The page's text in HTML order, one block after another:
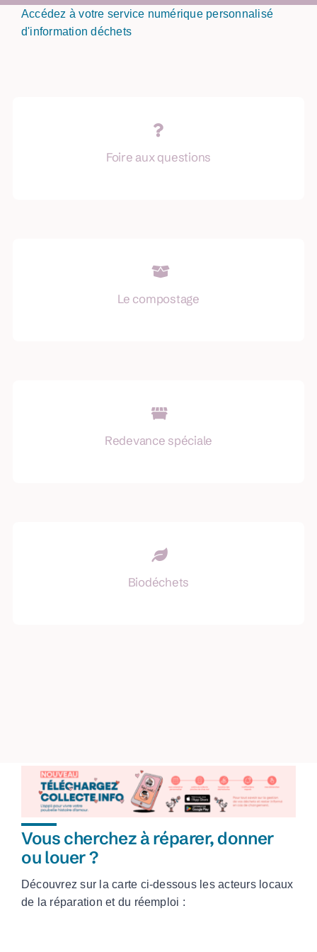
Accédez à votre service numérique personnalisé
d'information déchets
Foire aux questions
Le compostage
Redevance spéciale
Biodéchets
Vous cherchez à réparer, donner
ou louer ?
Découvrez sur la carte ci-dessous les acteurs locaux
de la réparation et du réemploi :